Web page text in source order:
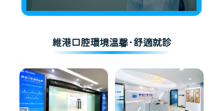
維港口腔環境溫馨·舒適就診